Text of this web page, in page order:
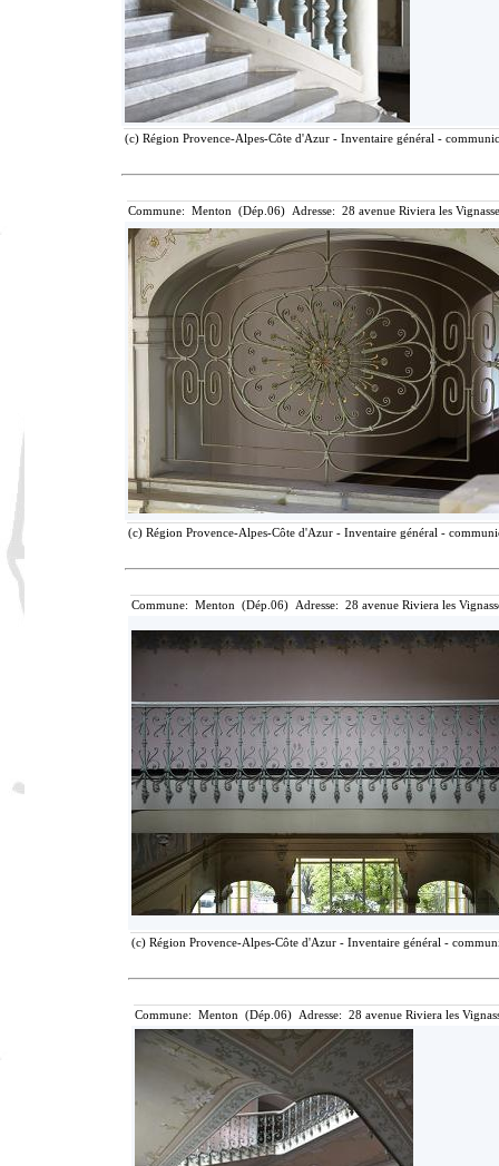
(c) Région Provence-Alpes-Côte d'Azur - Inventaire général -
Commune: Menton (Dép.06) Adresse: 28 avenue Riviera les
(c) Région Provence-Alpes-Côte d'Azur - Inventaire général -
Commune: Menton (Dép.06) Adresse: 28 avenue Riviera les
(c) Région Provence-Alpes-Côte d'Azur - Inventaire général -
Commune: Menton (Dép.06) Adresse: 28 avenue Riviera les